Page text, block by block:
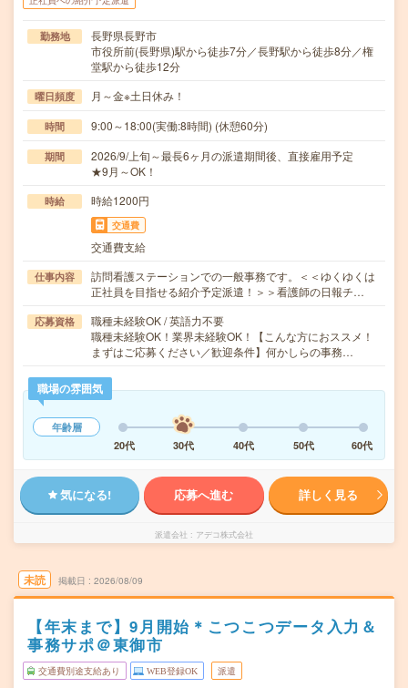
勤務地
長野県長野市
市役所前(長野県)駅から徒歩7分／長野駅から徒歩8分／権
堂駅から徒歩12分
曜日頻度 月～金※土日休み！
時間 9:00～18:00(実働:8時間) (休憩60分)
期間
2026/9/上旬～最長6ヶ月の派遣期間後、直接雇用予定
★9月～OK！
時給 時給1200円
交通費
交通費支給
仕事内容
訪問看護ステーションでの一般事務です。＜＜ゆくゆくは
正社員を目指せる紹介予定派遣！＞＞看護師の日報チ…
応募資格
職種未経験OK / 英語力不要
職種未経験OK！業界未経験OK！【こんな方におススメ！
まずはご応募ください／歓迎条件】何かしらの事務…
職場の雰囲気
年齢層
20代
30代 40代 50代 60代
気になる! 応募へ進む 詳しく見る
派遣会社 アデコ株式会社
未読 掲載日 2026/08/09
【年末まで】9月開始＊こつこつデータ入力＆
事務サポ＠東御市
交通費別途支給あり WEB登録OK 派遣